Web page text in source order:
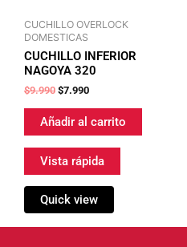
CUCHILLO OVERLOCK
DOMESTICAS
CUCHILLO INFERIOR
NAGOYA 320
$9.990 $7.990
Añadir al carrito
Vista rápida
Quick view